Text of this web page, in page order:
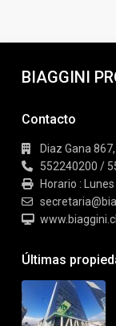
BIAGGINI
Contacto
Diaz Gana
552240200 /
Horario :
www.biaggini.cl
Últimas